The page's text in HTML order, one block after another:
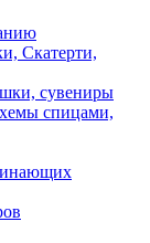
Скатерти,
сувениры
спицами,